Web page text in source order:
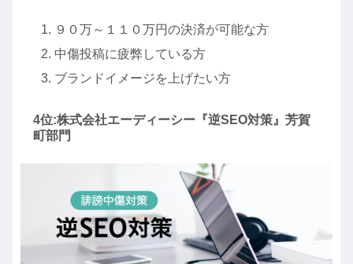
９０万～１１０万円の決済が可能な方
中傷投稿に疲弊している方
ブランドイメージを上げたい方
4位:株式会社エーディーシー『逆SEO対策』芳賀
町部門